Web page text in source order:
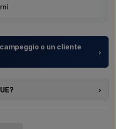
o un cliente
›
installazione.
rapidamente.
›
e ricevere un prezzo con